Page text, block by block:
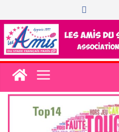
au
contenu